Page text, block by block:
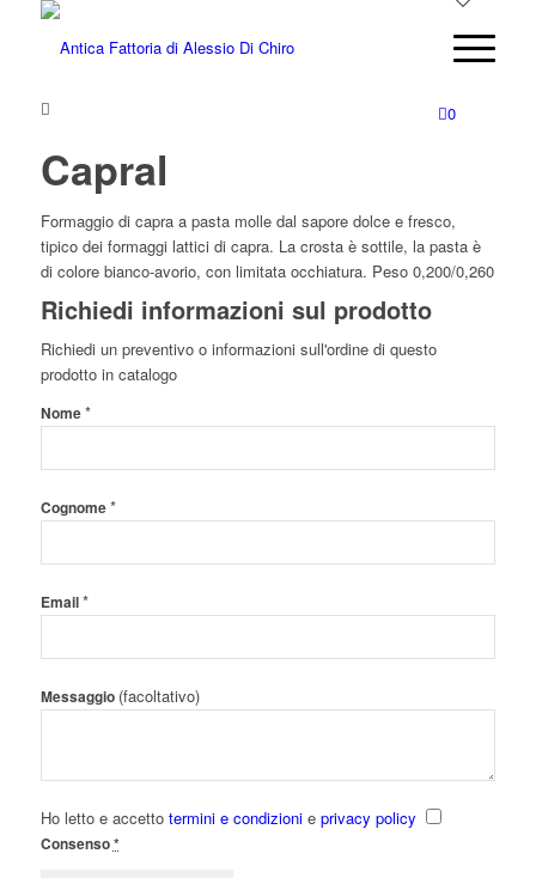
0
Capral
Formaggio di capra a pasta molle dal sapore dolce e fresco,
tipico dei formaggi lattici di capra. La crosta è sottile, la pasta è
di colore bianco-avorio, con limitata occhiatura. Peso 0,200/0,260
Richiedi informazioni sul prodotto
Richiedi un preventivo o informazioni sull'ordine di questo
prodotto in catalogo
Nome*
Cognome*
Email*
Messaggio (facoltativo)
Ho letto e accetto termini e condizionie privacy policy
Consenso*